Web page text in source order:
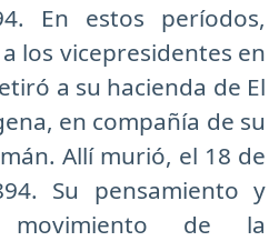
En estos períodos,
los vicepresidentes en
a su hacienda de El
en compañía de su
Allí murió, el 18 de
Su pensamiento y
de la